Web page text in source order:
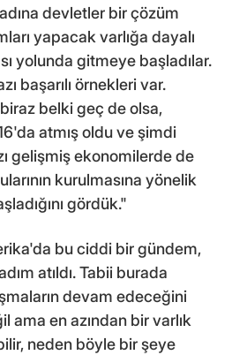
devletler bir çözüm
yapacak varlığa dayalı
yolunda gitmeye başladılar.
başarılı örnekleri var.
belki geç de olsa,
atmış oldu ve şimdi
gelişmiş ekonomilerde de
kurulmasına yönelik
gördük."
bu ciddi bir gündem,
atıldı. Tabii burada
devam edeceğini
ama en azından bir varlık
neden böyle bir şeye